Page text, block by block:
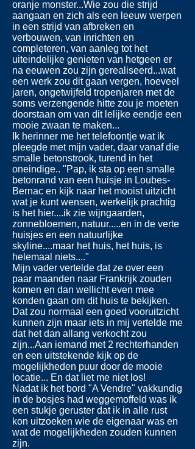
oranje monster...Wie zou die strijd
aangaan en zich als een leeuw werpen
in een strijd van afbreken en
verbouwen, van inrichten en
completeren, van aanleg tot het
uiteindelijke genieten van hetgeen er
na eeuwen zou zijn gerealiseerd...wat
een werk zou dit gaan vergen, hoeveel
jaren, ongetwijfeld tropenjaren met de
soms verzengende hitte zou je moeten
doorstaan om van dit lelijke eendje een
mooie zwaan te maken...
Ik herinner me het telefoontje wat ik
pleegde met mijn vader, daar vanaf die
smalle betonstrook, turend in het
oneindige.. "Pap, ik sta op een smalle
betonrand van een huisje in Loubes-
Bernac en kijk naar het mooist uitzicht
wat je kunt wensen, werkelijk prachtig
is het hier....ik zie wijngaarden,
zonnebloemen, natuur.....en in de verte
huisjes en een natuurlijke
skyline....maar het huis, het huis, is
helemaal niets...."
Mijn vader vertelde dat ze over een
paar maanden naar Frankrijk zouden
komen en dan wellicht even mee
konden gaan om dit huis te bekijken.
Dat zou normaal een goed vooruitzicht
kunnen zijn maar iets in mij vertelde me
dat het dan allang verkocht zou
zijn...Aan iemand met 2 rechterhanden
en een uitstekende kijk op de
mogelijkheden puur door de mooie
locatie... En dat liet me niet los!
Nadat ik het bord "A Vendre" vakkundig
in de bosjes had weggemoffeld was ik
een stukje geruster dat ik in alle rust
kon uitzoeken wie de eigenaar was en
wat de mogelijkheden zouden kunnen
zijn.